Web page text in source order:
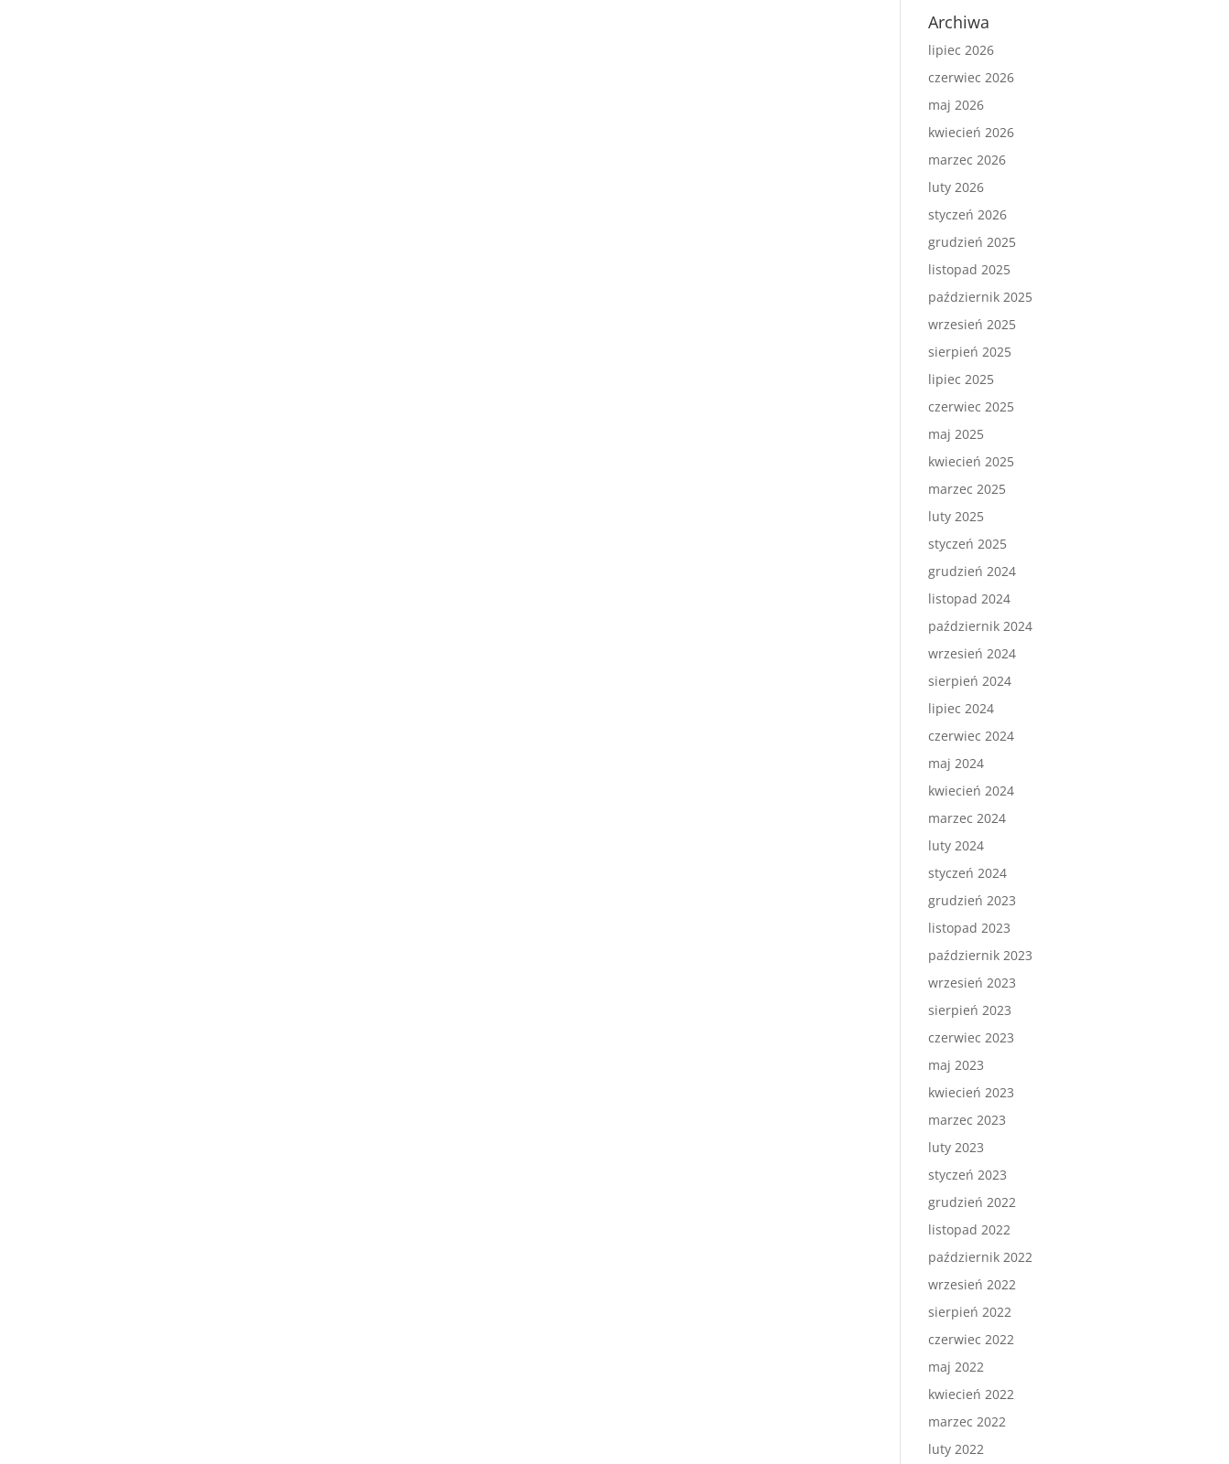
Archiwa
lipiec 2026
czerwiec 2026
maj 2026
kwiecień 2026
marzec 2026
luty 2026
styczeń 2026
grudzień 2025
listopad 2025
październik 2025
wrzesień 2025
sierpień 2025
lipiec 2025
czerwiec 2025
maj 2025
kwiecień 2025
marzec 2025
luty 2025
styczeń 2025
grudzień 2024
listopad 2024
październik 2024
wrzesień 2024
sierpień 2024
lipiec 2024
czerwiec 2024
maj 2024
kwiecień 2024
marzec 2024
luty 2024
styczeń 2024
grudzień 2023
listopad 2023
październik 2023
wrzesień 2023
sierpień 2023
czerwiec 2023
maj 2023
kwiecień 2023
marzec 2023
luty 2023
styczeń 2023
grudzień 2022
listopad 2022
październik 2022
wrzesień 2022
sierpień 2022
czerwiec 2022
maj 2022
kwiecień 2022
marzec 2022
luty 2022